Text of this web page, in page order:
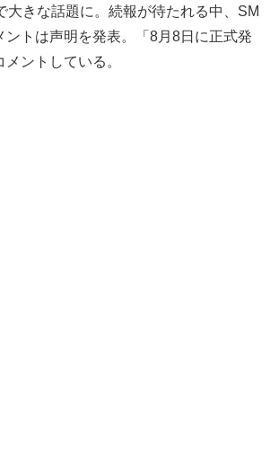
大きな話題に。続報が待たれる中、SM
ントは声明を発表。「8月8日に正式発
ントしている。